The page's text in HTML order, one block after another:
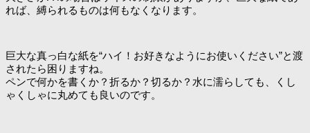
れば、縛られるものは何もなくなります。
巨大な真っ白な紙を“ハイ！お好きなようにお使いください”と渡
されたら困りますね。
ペンで何かを書くか？折るか？切るか？水に濡らしても、くし
ゃくしゃに丸めても良いのです。